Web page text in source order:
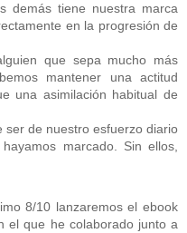
demás tiene nuestra marca
en la progresión de
que sepa mucho más
mantener una actitud
una asimilación habitual de
ser de nuestro esfuerzo diario
marcado. Sin ellos,
8/10 lanzaremos el ebook
el que he colaborado junto a